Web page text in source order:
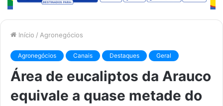
Início / Agronegócios
Agronegócios Canais Destaques Geral
Área de eucaliptos da Arauco
equivale a quase metade do